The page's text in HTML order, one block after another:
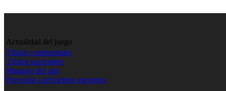
Actualidad del juego
Títulos continentales
Títulos nacionales
Manager del año
Previsión coeficientes europeos